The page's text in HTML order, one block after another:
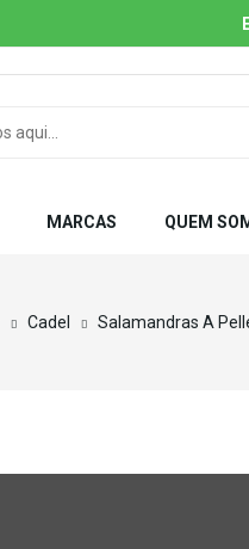
MARCAS QUEM
Cadel Salamandras A